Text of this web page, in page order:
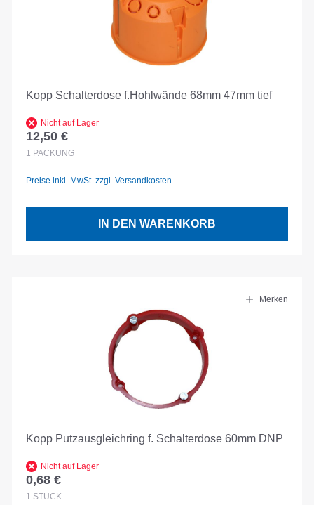
Kopp Schalterdose f.Hohlwände 68mm 47mm tief
Nicht auf Lager
Regulärer Preis:
12,50 €
1 PACKUNG
Preise inkl. MwSt. zzgl. Versandkosten
IN DEN WARENKORB
Merken
Kopp Putzausgleichring f. Schalterdose 60mm DNP
Nicht auf Lager
Regulärer Preis:
0,68 €
1 STÜCK